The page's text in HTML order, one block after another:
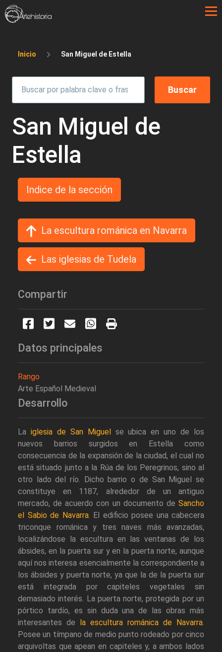
Pasar al contenido principal
Sobrescribir enlaces de ayuda a la
Inicio San Miguel de Estella
San Miguel de
Estella
Indice de la sección
La escultura románica en Navarra
Las iglesias de Tudela
Compartir
Datos principales
Rango
Arte Español Medieval
Desarrollo
La iglesia de San Miguel
se ubica en uno de los
nuevos barrios surgidos en Estella como
consecuencia de la expansión de la ciudad, el cual no
está situado junto a la Rúa de los Peregrinos, sino al
otro lado del río. Dicho barrio o de San Miguel se
constituye en 1187, alrededor de un antiguo
mercado, de acuerdo con un documento de Sancho
el Sabio de Navarra. El edificio posee una cabecera
triconque románica y tres naves más avanzadas,
localizándose la escultura en las ventanas de los
ábsides, en la puerta sur y en la puerta norte, aunque
aquí nos interesa esencialmente la correspondiente a
los ábsides y puerta norte, ya que la de la puerta sur
está integrada por capiteles vegetales sin
demasiado interés. La puerta norte, protegida por un
pórtico tardío, es sin duda una de las obras más
interesantes de
la escultura románica de Navarra.
Posee un tímpano de medio punto rodeado por cinco
arquivoltas que apean en capiteles y, a ambos lados